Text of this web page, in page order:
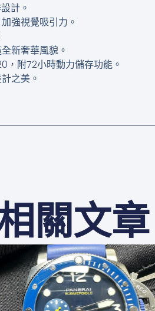
計。
強視覺吸引力。
新奢華風貌。
附72小時動力儲存功能。
之美。
關文章